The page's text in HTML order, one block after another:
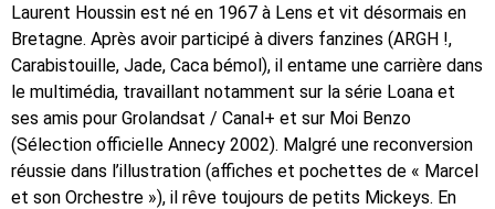
Laurent Houssin est né en 1967 à Lens et vit désormais en
Bretagne. Après avoir participé à divers fanzines (ARGH !,
Carabistouille, Jade, Caca bémol), il entame une carrière dans
le multimédia, travaillant notamment sur la série Loana et
ses amis pour Grolandsat / Canal+ et sur Moi Benzo
(Sélection officielle Annecy 2002). Malgré une reconversion
réussie dans l’illustration (affiches et pochettes de « Marcel
et son Orchestre »), il rêve toujours de petits Mickeys. En